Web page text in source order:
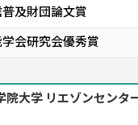
及財団論文賞
会研究会優秀賞
院大学 リエゾンセンタ